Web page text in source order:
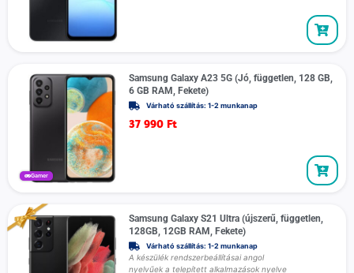
Gamer
Samsung Galaxy A23 5G (Jó, független, 128 GB,
6 GB RAM, Fekete)
Várható szállítás: 1-2 munkanap
37 990 Ft
Samsung Galaxy S21 Ultra (újszerű, független,
128GB, 12GB RAM, Fekete)
Várható szállítás: 1-2 munkanap
A készülék rendszerbeállításai angol
nyelvűek a telepített alkalmazások nyelve